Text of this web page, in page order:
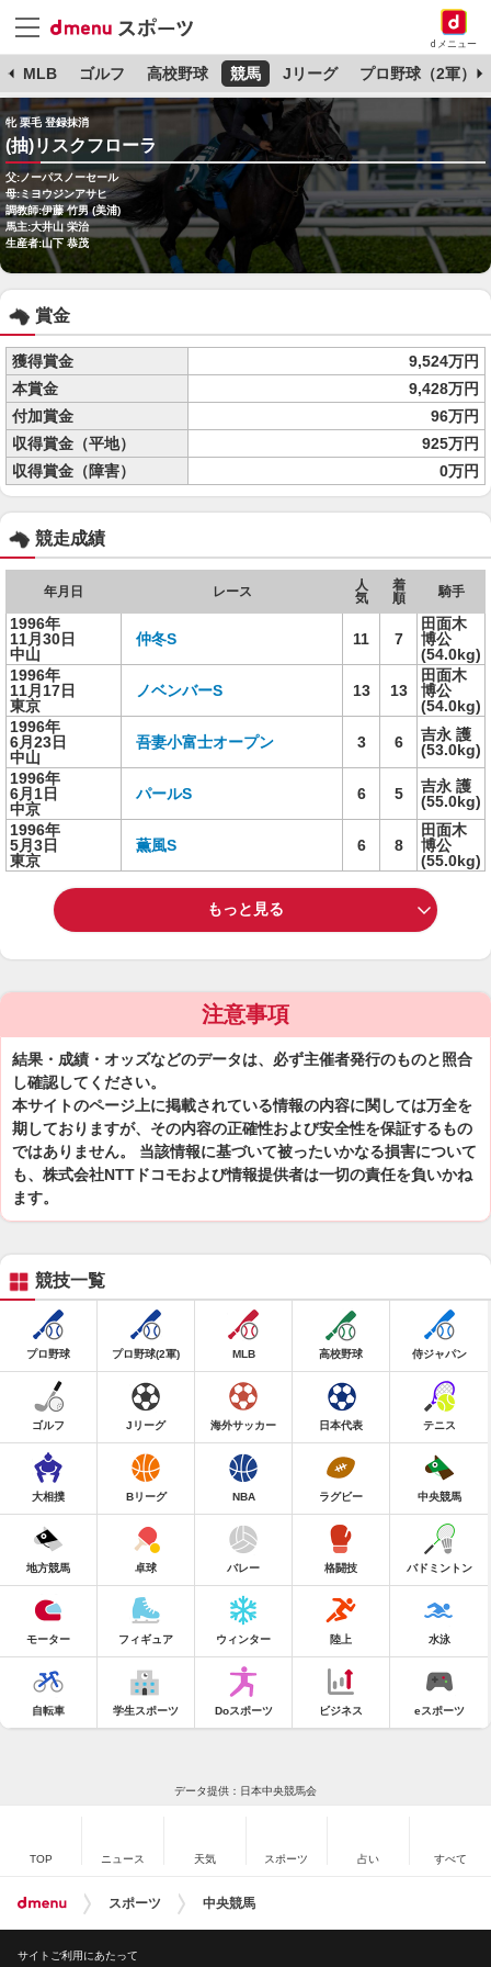
dメニュー
MLB ゴルフ 高校野球 競馬 Jリーグ プロ野球（2軍）
牝 栗毛 登録抹消
(抽)リスクフローラ
父:ノーパスノーセール
母:ミヨウジンアサヒ
調教師:伊藤 竹男 (美浦)
馬主:大井山 栄治
生産者:山下 恭茂
賞金
獲得賞金
9,524万円
本賞金
9,428万円
付加賞金
96万円
収得賞金（平地）
925万円
収得賞金（障害）
0万円
競走成績
年月日 レース
人
気
着
順
騎手
1996年
11月30日
中山
仲冬S 11 7
田面木
博公
(54.0kg)
1996年
11月17日
東京
ノベンバーS 13 13
田面木
博公
(54.0kg)
1996年
6月23日
中山
吾妻小富士オープン 3 6
吉永 護
(53.0kg)
1996年
6月1日
中京
パールS 6 5
吉永 護
(55.0kg)
1996年
5月3日
東京
薫風S 6 8
田面木
博公
(55.0kg)
もっと見る
注意事項
結果・成績・オッズなどのデータは、必ず主催者発行のものと照合
し確認してください。
本サイトのページ上に掲載されている情報の内容に関しては万全を
期しておりますが、その内容の正確性および安全性を保証するもの
ではありません。 当該情報に基づいて被ったいかなる損害について
も、株式会社NTTドコモおよび情報提供者は一切の責任を負いかね
ます。
競技一覧
プロ野球 プロ野球(2軍) MLB 高校野球 侍ジャパン
ゴルフ Jリーグ 海外サッカー 日本代表 テニス
大相撲 Bリーグ NBA ラグビー 中央競馬
地方競馬 卓球 バレー 格闘技 バドミントン
モーター フィギュア ウィンター 陸上 水泳
自転車 学生スポーツ Doスポーツ ビジネス eスポーツ
データ提供：日本中央競馬会
TOP ニュース 天気 スポーツ 占い すべて
スポーツ 中央競馬
サイトご利用にあたって